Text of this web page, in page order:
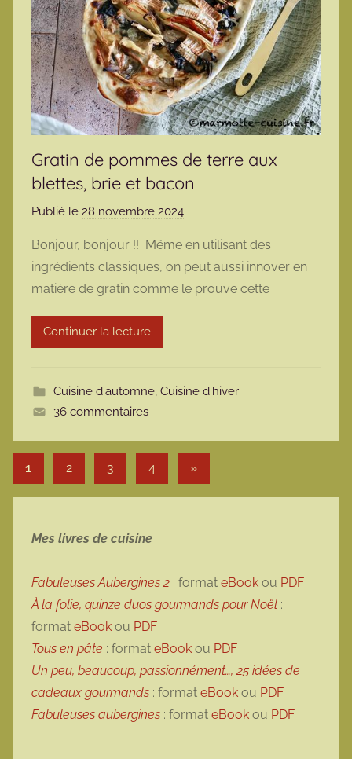
Gratin de pommes de terre aux
blettes, brie et bacon
Publié le 28 novembre 2024
r
m
a
t
Bonjour, bonjour !! Même en utilisant des
ingrédients classiques, on peut aussi innover en
matière de gratin comme le prouve cette
Continuer la lecture
Cuisine d'automne, Cuisine d'hiver
36 commentaires
Pagination des publications
1 2 3 4 Articles suivants
»
Mes livres de cuisine
Fabuleuses Aubergines 2 : format eBook ou PDF
À la folie, quinze duos gourmands pour Noël :
format eBook ou PDF
Tous en pâte : format eBook ou PDF
Un peu, beaucoup, passionnément…, 25 idées de
cadeaux gourmands : format eBook ou PDF
Fabuleuses aubergines : format eBook ou PDF